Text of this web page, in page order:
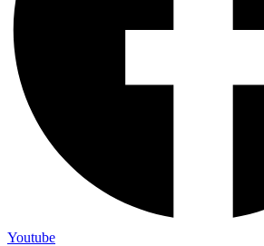
Youtube